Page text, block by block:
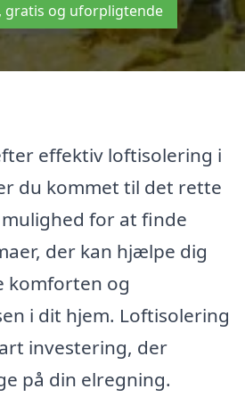
gratis og uforpligtende
effektiv loftisolering i
du kommet til det rette
for at finde
der kan hjælpe dig
komforten og
i dit hjem. Loftisolering
investering, der
på din elregning.